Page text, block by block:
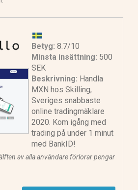
Betyg: 8.7/10
Minsta insättning: 500
SEK
Beskrivning: Handla
MXN hos Skilling,
Sveriges snabbaste
online tradingmäklare
2020. Kom igång med
trading på under 1 minut
med BankID!
av alla användare förlorar pengar